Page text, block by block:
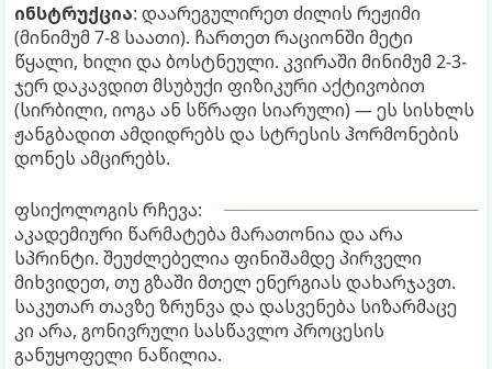
ინსტრუქცია: დაარეგულირეთ ძილის რეჟიმი
(მინიმუმ 7-8 საათი). ჩართეთ რაციონში მეტი
წყალი, ხილი და ბოსტნეული. კვირაში მინიმუმ 2-3-
ჯერ დაკავდით მსუბუქი ფიზიკური აქტივობით
(სირბილი, იოგა ან სწრაფი სიარული) — ეს სისხლს
ჟანგბადით ამდიდრებს და სტრესის ჰორმონების
დონეს ამცირებს.
ფსიქოლოგის რჩევა:
აკადემიური წარმატება მარათონია და არა
სპრინტი. შეუძლებელია ფინიშამდე პირველი
მიხვიდეთ, თუ გზაში მთელ ენერგიას დახარჯავთ.
საკუთარ თავზე ზრუნვა და დასვენება სიზარმაცე
კი არა, გონივრული სასწავლო პროცესის
განუყოფელი ნაწილია.